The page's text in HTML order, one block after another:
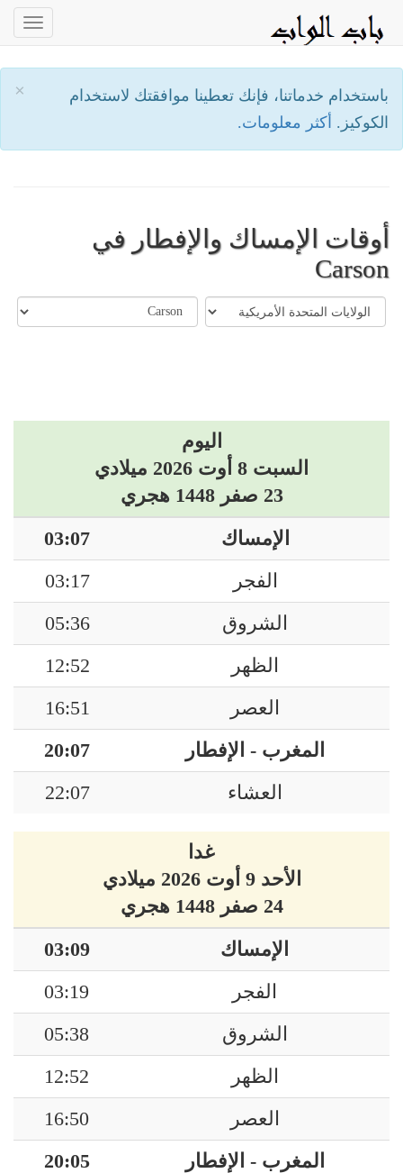
×
باستخدام خدماتنا، فإنك تعطينا موافقتك لاستخدام
الكوكيز. أكثر معلومات.
أوقات الإمساك والإفطار في
Carson
اليوم
السبت 8 أوت 2026 ميلادي
23 صفر 1448 هجري
الإمساك
03:07
الفجر
03:17
الشروق
05:36
الظهر
12:52
العصر
16:51
المغرب - الإفطار
20:07
العشاء
22:07
غدا
الأحد 9 أوت 2026 ميلادي
24 صفر 1448 هجري
الإمساك
03:09
الفجر
03:19
الشروق
05:38
الظهر
12:52
العصر
16:50
المغرب - الإفطار
20:05